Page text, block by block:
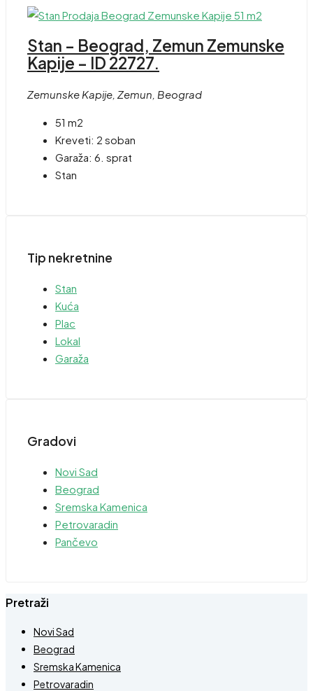
Stan – Beograd, Zemun Zemunske
Kapije – ID 22727.
Zemunske Kapije, Zemun, Beograd
51 m2
Kreveti: 2 soban
Garaža: 6. sprat
Stan
Tip nekretnine
Stan
Kuća
Plac
Lokal
Garaža
Gradovi
Novi Sad
Beograd
Sremska Kamenica
Petrovaradin
Pančevo
Pretraži
Novi Sad
Beograd
Sremska Kamenica
Petrovaradin